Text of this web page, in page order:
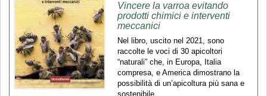
Vincere la varroa evitando
prodotti chimici e interventi
meccanici
Nel libro, uscito nel 2021, sono
raccolte le voci di 30 apicoltori
“naturali” che, in Europa, Italia
compresa, e America dimostrano la
possibilità di un’apicoltura più sana e
sostenibile.